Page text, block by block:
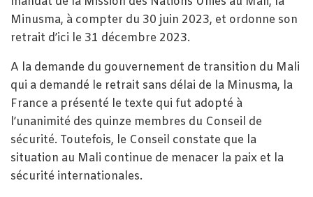
Minusma, à compter du 30 juin 2023, et ordonne son
retrait d’ici le 31 décembre 2023.
A la demande du gouvernement de transition du Mali
qui a demandé le retrait sans délai de la Minusma, la
France a présenté le texte qui fut adopté à
l’unanimité des quinze membres du Conseil de
sécurité. Toutefois, le Conseil constate que la
situation au Mali continue de menacer la paix et la
sécurité internationales.